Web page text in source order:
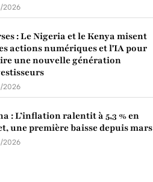
2026
: Le Nigeria et le Kenya misent
actions numériques et l'IA pour
une nouvelle génération
2026
: L’inflation ralentit à 5,3 % en
une première baisse depuis mars
2026